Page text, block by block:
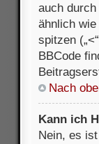
auch
ähnlich wie
spitzen
BBCode
Nach
Kann ich
Nein, es